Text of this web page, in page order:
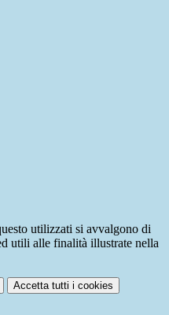
utilizzati si avvalgono di
utili alle finalità illustrate nella
Accetta tutti i cookies